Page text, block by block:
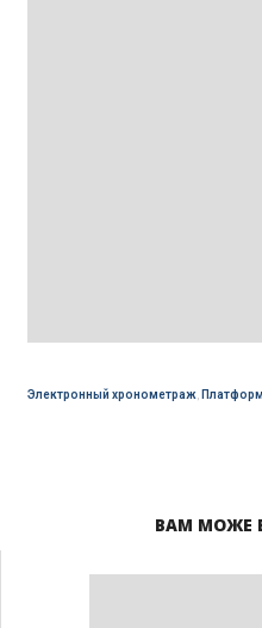
Электронный хронометраж,
ВАМ МОЖЕ